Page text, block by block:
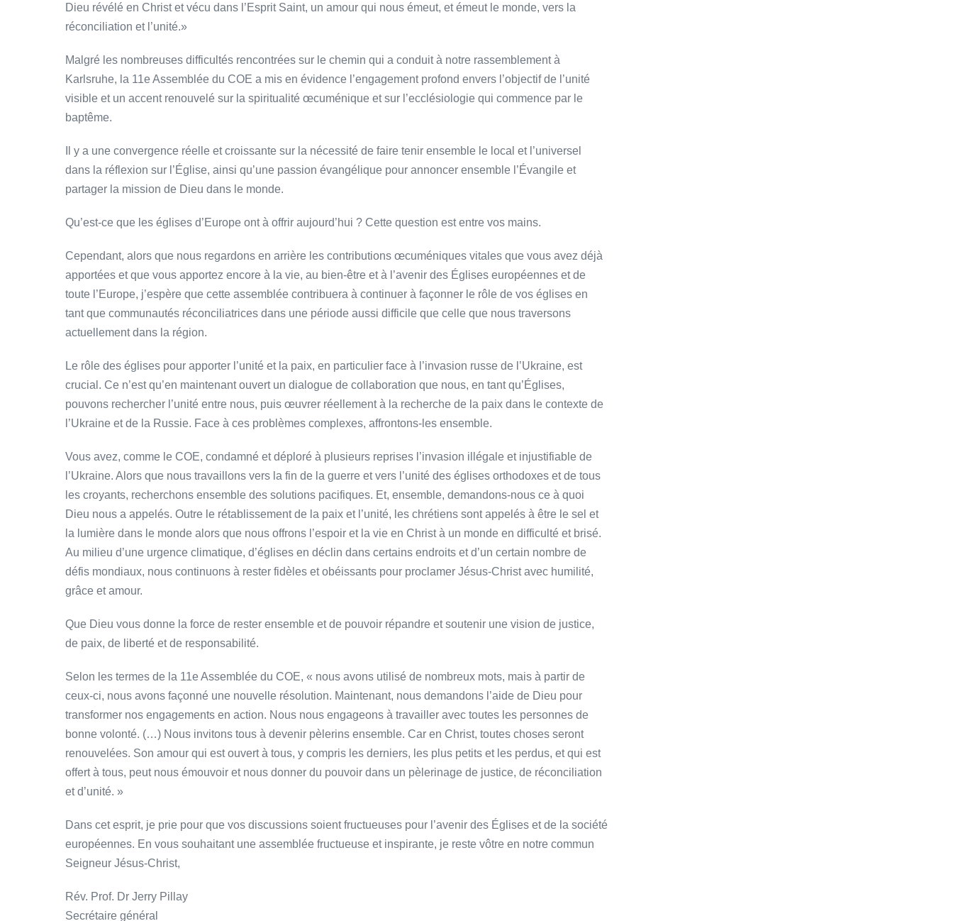
Dieu révélé en Christ et vécu dans l’Esprit Saint, un amour qui nous émeut, et émeut le monde, vers la
réconciliation et l’unité.»
Malgré les nombreuses difficultés rencontrées sur le chemin qui a conduit à notre rassemblement à
Karlsruhe, la 11e Assemblée du COE a mis en évidence l’engagement profond envers l’objectif de l’unité
visible et un accent renouvelé sur la spiritualité œcuménique et sur l’ecclésiologie qui commence par le
baptême.
Il y a une convergence réelle et croissante sur la nécessité de faire tenir ensemble le local et l’universel
dans la réflexion sur l’Église, ainsi qu’une passion évangélique pour annoncer ensemble l’Évangile et
partager la mission de Dieu dans le monde.
Qu’est-ce que les églises d’Europe ont à offrir aujourd’hui ? Cette question est entre vos mains.
Cependant, alors que nous regardons en arrière les contributions œcuméniques vitales que vous avez déjà
apportées et que vous apportez encore à la vie, au bien-être et à l’avenir des Églises européennes et de
toute l’Europe, j’espère que cette assemblée contribuera à continuer à façonner le rôle de vos églises en
tant que communautés réconciliatrices dans une période aussi difficile que celle que nous traversons
actuellement dans la région.
Le rôle des églises pour apporter l’unité et la paix, en particulier face à l’invasion russe de l’Ukraine, est
crucial. Ce n’est qu’en maintenant ouvert un dialogue de collaboration que nous, en tant qu’Églises,
pouvons rechercher l’unité entre nous, puis œuvrer réellement à la recherche de la paix dans le contexte de
l’Ukraine et de la Russie. Face à ces problèmes complexes, affrontons-les ensemble.
Vous avez, comme le COE, condamné et déploré à plusieurs reprises l’invasion illégale et injustifiable de
l’Ukraine. Alors que nous travaillons vers la fin de la guerre et vers l’unité des églises orthodoxes et de tous
les croyants, recherchons ensemble des solutions pacifiques. Et, ensemble, demandons-nous ce à quoi
Dieu nous a appelés. Outre le rétablissement de la paix et l’unité, les chrétiens sont appelés à être le sel et
la lumière dans le monde alors que nous offrons l’espoir et la vie en Christ à un monde en difficulté et brisé.
Au milieu d’une urgence climatique, d’églises en déclin dans certains endroits et d’un certain nombre de
défis mondiaux, nous continuons à rester fidèles et obéissants pour proclamer Jésus-Christ avec humilité,
grâce et amour.
Que Dieu vous donne la force de rester ensemble et de pouvoir répandre et soutenir une vision de justice,
de paix, de liberté et de responsabilité.
Selon les termes de la 11e Assemblée du COE, « nous avons utilisé de nombreux mots, mais à partir de
ceux-ci, nous avons façonné une nouvelle résolution. Maintenant, nous demandons l’aide de Dieu pour
transformer nos engagements en action. Nous nous engageons à travailler avec toutes les personnes de
bonne volonté. (…) Nous invitons tous à devenir pèlerins ensemble. Car en Christ, toutes choses seront
renouvelées. Son amour qui est ouvert à tous, y compris les derniers, les plus petits et les perdus, et qui est
offert à tous, peut nous émouvoir et nous donner du pouvoir dans un pèlerinage de justice, de réconciliation
et d’unité. »
Dans cet esprit, je prie pour que vos discussions soient fructueuses pour l’avenir des Églises et de la société
européennes. En vous souhaitant une assemblée fructueuse et inspirante, je reste vôtre en notre commun
Seigneur Jésus-Christ,
Rév. Prof. Dr Jerry Pillay
Secrétaire général